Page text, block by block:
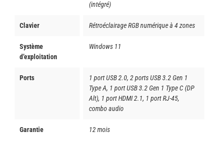
(intégré)
Clavier Rétroéclairage RGB numérique à 4 zones
Système
d’exploitation
Windows 11
Ports
1 port USB 2.0, 2 ports USB 3.2 Gen 1
Type A, 1 port USB 3.2 Gen 1 Type C (DP
Alt), 1 port HDMI 2.1, 1 port RJ-45,
combo audio
Garantie 12 mois